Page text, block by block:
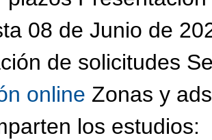
08 de Junio de
de solicitudes
online Zonas y
los estudios: